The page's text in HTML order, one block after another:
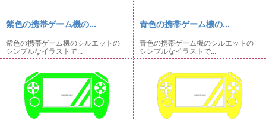
紫色の携帯ゲーム機の...
紫色の携帯ゲーム機のシルエットの
シンプルなイラストで...
青色の携帯ゲーム機の...
青色の携帯ゲーム機のシルエットの
シンプルなイラストで...